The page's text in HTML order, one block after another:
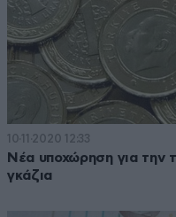
10·11·2020 12:33
Νέα υποχώρηση για την
γκάζια